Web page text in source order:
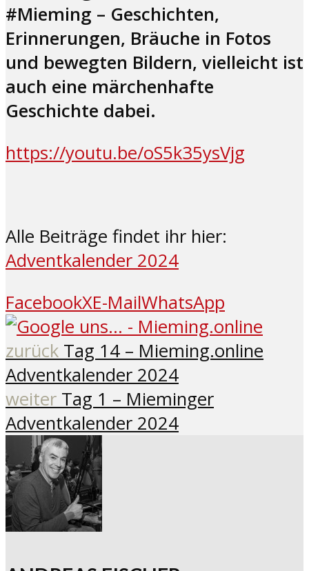
#Mieming – Geschichten,
Erinnerungen, Bräuche in Fotos
und bewegten Bildern, vielleicht ist
auch eine märchenhafte
Geschichte dabei.
https://youtu.be/oS5k35ysVjg
Alle Beiträge findet ihr hier:
Adventkalender 2024
FacebookXE-MailWhatsApp
zurück Tag 14 – Mieming.online
Adventkalender 2024
weiter Tag 1 – Mieminger
Adventkalender 2024